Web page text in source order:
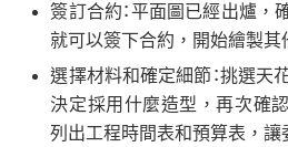
簽訂合約：平面圖已經出爐，
就可以簽下合約，開始繪製其
選擇材料和確定細節：挑選天
決定採用什麼造型，再次確
列出工程時間表和預算表，讓